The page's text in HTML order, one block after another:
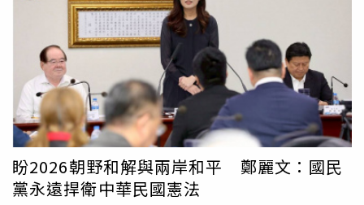
人隨即跑開。約1分鐘後，2名男孩再次返回，點燃煙花後在
籠外觀望，未再丟入籠中。接著，其中1名男孩離開去追逐
雞隻，另名男孩則在籠外察看，並驚呼「著火了」。不久
後，狗籠內黑煙密布，火勢迅速蔓延，最終將整個籠子吞
噬，狗狗的慘叫聲不絕於耳。大陸江蘇省連雲港市東海縣近
日發生1起寵物遭燒死事件，引發關注。（圖／翻攝自極目
新聞）姜女和家人與狗狗感情深厚，事件發生後情緒崩潰。
經警方介入協調，男童家屬提出願意聯合賠償人民幣6000
元私下和解，或另行賠償1隻狗。姜女士與家人無法接受，
強調希望對方能在社區住戶群組中公開道歉，正視事件的嚴
盼2026朝野和解與兩岸和平 鄭麗文：國民
黨永遠捍衛中華民國憲法